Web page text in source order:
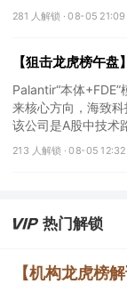
能力，公司是全球
业；③2026年被多
业从0到1的估值重
281 人解锁 ·08-05 21:09
【狙击龙虎榜午
Palantir“本体
来核心方向，海致科
该公司是A股中技术
核心标的，目前正
心供应商”跃迁的价
213 人解锁 ·08-05 12:32
热门解锁